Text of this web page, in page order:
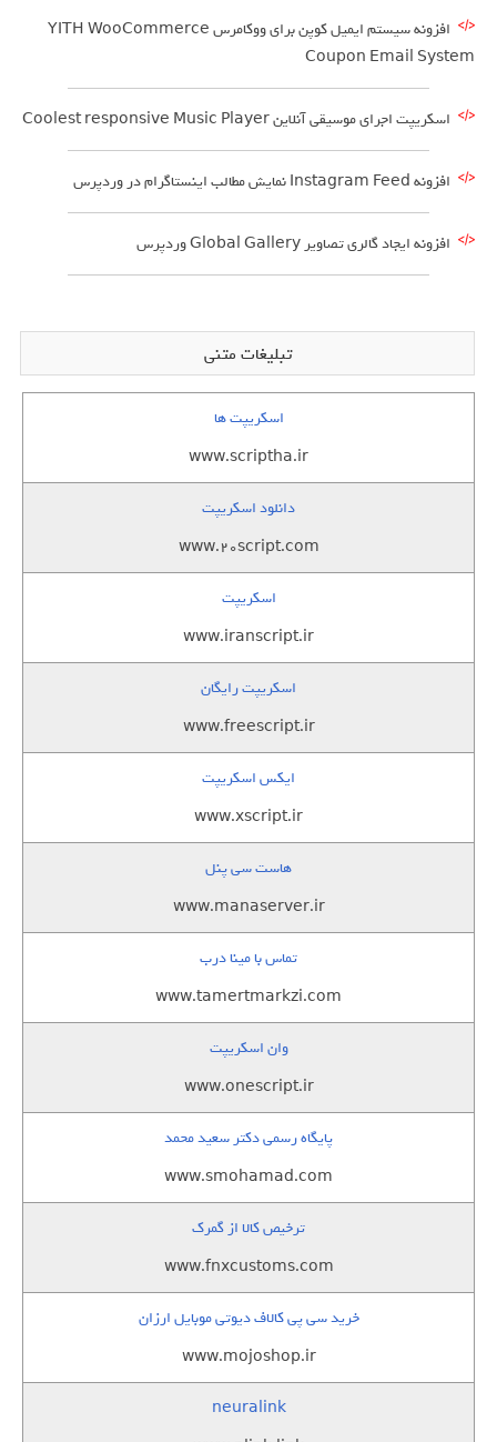
افزونه سیستم ایمیل کوپن برای ووکامرس YITH WooCommerce
Coupon Email System
اسکریپت اجرای موسیقی آنلاین Coolest responsive Music Player
افزونه Instagram Feed نمایش مطالب اینستاگرام در وردپرس
افزونه ایجاد گالری تصاویر Global Gallery وردپرس
تبلیغات متنی
اسکریپت ها
www.scriptha.ir
دانلود اسکریپت
www.20script.com
اسکریپت
www.iranscript.ir
اسکریپت رایگان
www.freescript.ir
ایکس اسکریپت
www.xscript.ir
هاست سی پنل
www.manaserver.ir
تماس با مینا درب
www.tamertmarkzi.com
وان اسکریپت
www.onescript.ir
پایگاه رسمی دکتر سعید محمد
www.smohamad.com
ترخیص کالا از گمرک
www.fnxcustoms.com
خرید سی پی کالاف دیوتی موبایل ارزان
www.mojoshop.ir
neuralink